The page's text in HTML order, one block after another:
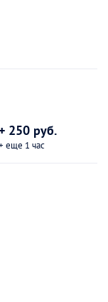
250 руб.
еще 1 час